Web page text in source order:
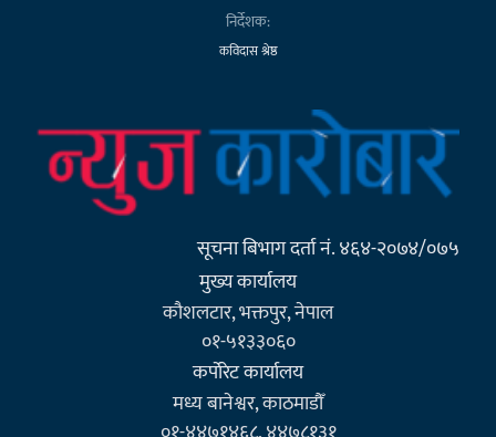
निर्देशक:
कविदास श्रेष्ठ
सूचना बिभाग दर्ता नं. ४६४-२०७४/०७५
मुख्य कार्यालय
कौशलटार, भक्तपुर, नेपाल
०१-५१३३०६०
कर्पाेरेट कार्यालय
मध्य बानेश्वर, काठमाडौँ